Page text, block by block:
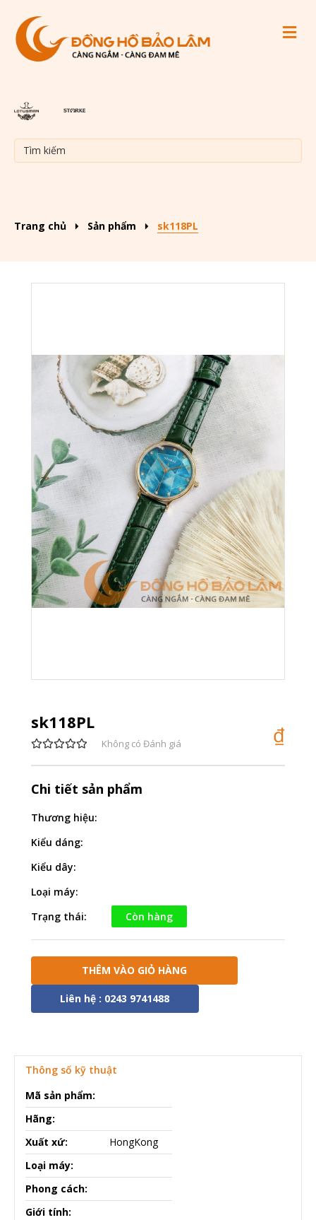
Trang chủ Sản phẩm sk118PL
sk118PL
Không có Đánh giá ₫
Chi tiết sản phẩm
Thương hiệu:
Kiểu dáng:
Kiểu dây:
Loại máy:
Trạng thái:
Còn hàng
THÊM VÀO GIỎ HÀNG
Liên hệ : 0243 9741488
Thông số kỹ thuật
Mã sản phẩm:
Hãng:
Xuất xứ:
HongKong
Loại máy:
Phong cách:
Giới tính: